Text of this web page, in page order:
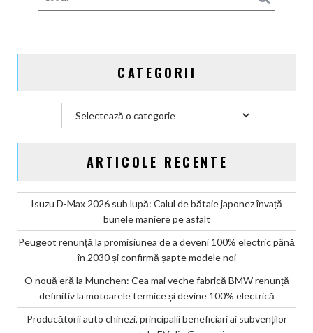
Germania
CATEGORII
ARTICOLE RECENTE
Isuzu D-Max 2026 sub lupă: Calul de bătaie japonez învață
bunele maniere pe asfalt
Peugeot renunță la promisiunea de a deveni 100% electric până
în 2030 și confirmă șapte modele noi
O nouă eră la Munchen: Cea mai veche fabrică BMW renunță
definitiv la motoarele termice și devine 100% electrică
Producătorii auto chinezi, principalii beneficiari ai subvenților